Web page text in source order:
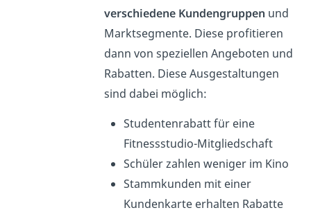
verschiedene Kundengruppen und
Marktsegmente. Diese profitieren
dann von speziellen Angeboten und
Rabatten. Diese Ausgestaltungen
sind dabei möglich:
Studentenrabatt für eine
Fitnessstudio-Mitgliedschaft
Schüler zahlen weniger im Kino
Stammkunden mit einer
Kundenkarte erhalten Rabatte